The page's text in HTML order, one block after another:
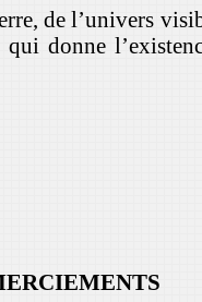
de l’univers
donne